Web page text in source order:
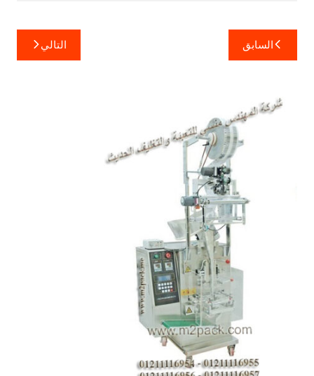
تصفّح
المقالات
السابق التالي